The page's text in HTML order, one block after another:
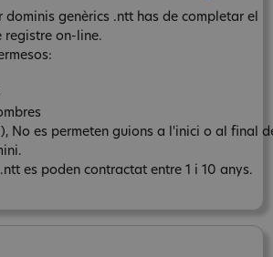
dominis genèrics .ntt has de completar el
registre on-line.
No es permeten guions a l'inici o al final
es poden contractat entre 1 i 10 anys.